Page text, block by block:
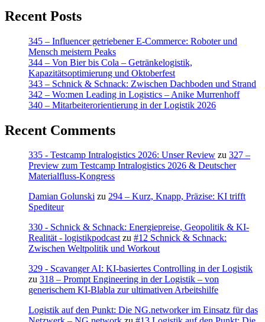
Recent Posts
345 – Influencer getriebener E-Commerce: Roboter und
Mensch meistern Peaks
344 – Von Bier bis Cola – Getränkelogistik,
Kapazitätsoptimierung und Oktoberfest
343 – Schnick & Schnack: Zwischen Dachboden und Strand
342 – Wo:men Leading in Logistics – Anike Murrenhoff
340 – Mitarbeiterorientierung in der Logistik 2026
Recent Comments
335 - Testcamp Intralogistics 2026: Unser Review zu 327 –
Preview zum Testcamp Intralogistics 2026 & Deutscher
Materialfluss-Kongress
Damian Golunski zu 294 – Kurz, Knapp, Präzise: KI trifft
Spediteur
330 - Schnick & Schnack: Energiepreise, Geopolitik & KI-
Realität - logistikpodcastzu #12 Schnick & Schnack:
Zwischen Weltpolitik und Workout
329 - Scavanger AI: KI-basiertes Controlling in der Logistik
zu 318 – Prompt Engineering in der Logistik – von
generischem KI-Blabla zur ultimativen Arbeitshilfe
Logistik auf den Punkt: Die NG.networker im Einsatz für das